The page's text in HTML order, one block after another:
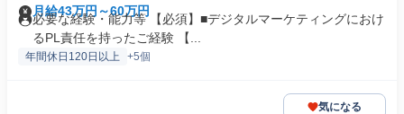
月給43万円～60万円
必要な経験・能力等 【必須】■デジタルマーケティングにおけ
るPL責任を持ったご経験 【...
年間休日120日以上 +5個
気になる